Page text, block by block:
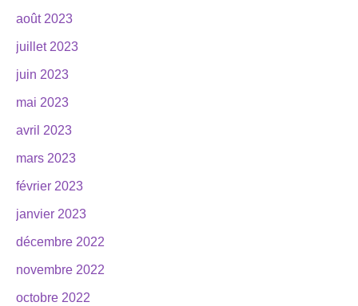
août 2023
juillet 2023
juin 2023
mai 2023
avril 2023
mars 2023
février 2023
janvier 2023
décembre 2022
novembre 2022
octobre 2022